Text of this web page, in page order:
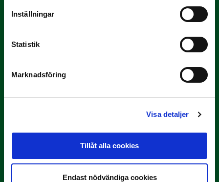
Inställningar
Statistik
Marknadsföring
Visa detaljer
Tillåt alla cookies
Endast nödvändiga cookies